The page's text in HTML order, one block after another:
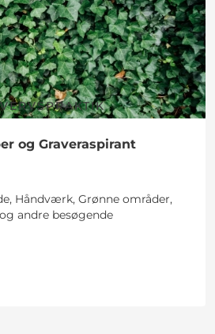
og Graveraspirant
Håndværk, Grønne områder,
andre besøgende